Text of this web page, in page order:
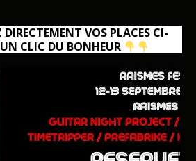
VOS PLACES CI-
CLIC DU BONHEUR